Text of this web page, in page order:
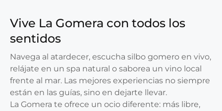
Vive La Gomera con todos los
sentidos
Navega al atardecer, escucha silbo gomero en vivo,
relájate en un spa natural o saborea un vino local
frente al mar. Las mejores experiencias no siempre
están en las guías, sino en dejarte llevar.
La Gomera te ofrece un ocio diferente: más libre,